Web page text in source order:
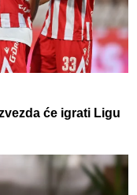
će igrati Ligu